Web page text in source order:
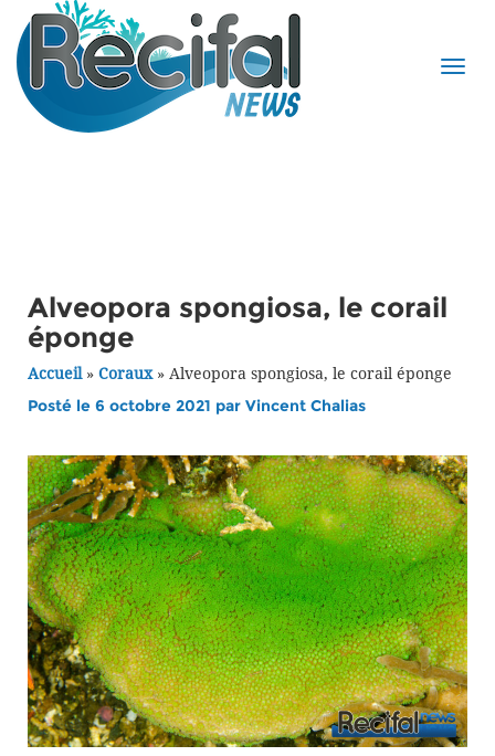
Alveopora spongiosa, le corail
éponge
Accueil» Coraux» Alveopora spongiosa, le corail éponge
Posté le 6 octobre 2021 par Vincent Chalias